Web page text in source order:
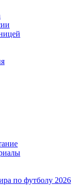
по футболу 2026